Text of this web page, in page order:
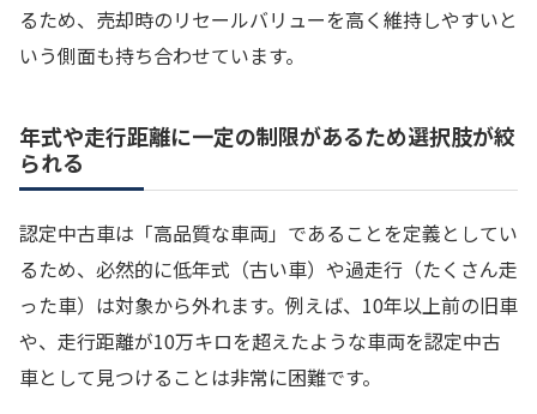
るため、売却時のリセールバリューを高く維持しやすいと
いう側面も持ち合わせています。
年式や走行距離に一定の制限があるため選択肢が絞
られる
認定中古車は「高品質な車両」であることを定義としてい
るため、必然的に低年式（古い車）や過走行（たくさん走
った車）は対象から外れます。例えば、10年以上前の旧車
や、走行距離が10万キロを超えたような車両を認定中古
車として見つけることは非常に困難です。